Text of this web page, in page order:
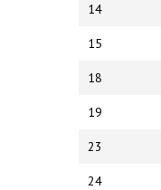
14
15
18
19
23
24